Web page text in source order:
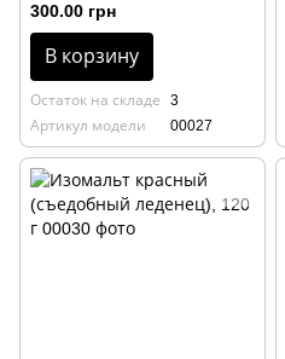
300.00 грн
В корзину
Остаток на складе
3
Артикул модели
00027